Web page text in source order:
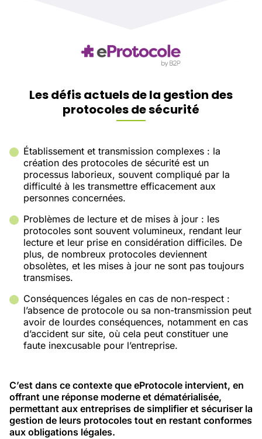
Les défis actuels de la gestion des
protocoles de sécurité
Établissement et transmission complexes : la
création des protocoles de sécurité est un
processus laborieux, souvent compliqué par la
difficulté à les transmettre efficacement aux
personnes concernées.
Problèmes de lecture et de mises à jour : les
protocoles sont souvent volumineux, rendant leur
lecture et leur prise en considération difficiles. De
plus, de nombreux protocoles deviennent
obsolètes, et les mises à jour ne sont pas toujours
transmises.
Conséquences légales en cas de non-respect :
l’absence de protocole ou sa non-transmission peut
avoir de lourdes conséquences, notamment en cas
d’accident sur site, où cela peut constituer une
faute inexcusable pour l’entreprise.
C’est dans ce contexte que eProtocole intervient, en
offrant une réponse moderne et dématérialisée,
permettant aux entreprises de simplifier et sécuriser la
gestion de leurs protocoles tout en restant conformes
aux obligations légales.